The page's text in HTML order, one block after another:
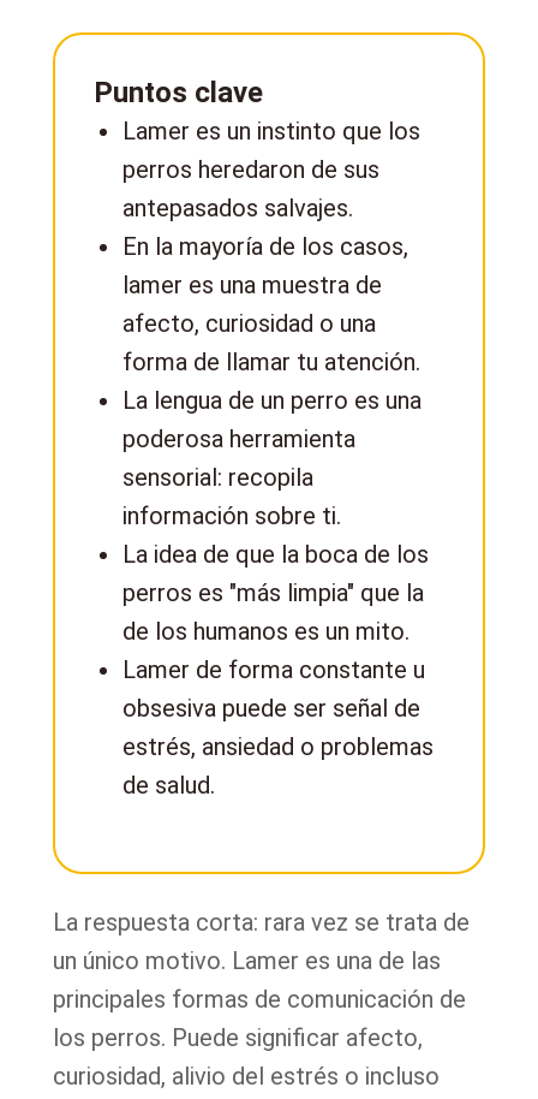
Puntos clave
Lamer es un instinto que los
perros heredaron de sus
antepasados salvajes.
En la mayoría de los casos,
lamer es una muestra de
afecto, curiosidad o una
forma de llamar tu atención.
La lengua de un perro es una
poderosa herramienta
sensorial: recopila
información sobre ti.
La idea de que la boca de los
perros es "más limpia" que la
de los humanos es un mito.
Lamer de forma constante u
obsesiva puede ser señal de
estrés, ansiedad o problemas
de salud.
La respuesta corta: rara vez se trata de
un único motivo. Lamer es una de las
principales formas de comunicación de
los perros. Puede significar afecto,
curiosidad, alivio del estrés o incluso